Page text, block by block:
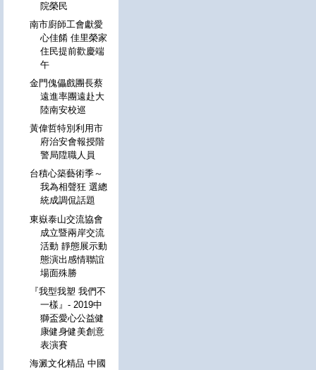
院榮民
南市廚師工會獻愛
心佳餚 佳里榮家
住民提前歡慶端
午
金門傀儡戲團長蔡
遠進率團遠赴大
陸南安校巡
黃偉哲特別利用市
府治安會報授階
警局陞職人員
台積心築藝術季～
我為相聲狂 選總
統成調侃話題
東嶽泰山交流協會
成立暨兩岸交流
活動 靜態展示動
態演出感情聯誼
場面殊勝
『我型我塑 我們不
一樣』- 2019中
獅盃愛心公益健
康健身健美創意
表演賽
海澱文化精品 中國